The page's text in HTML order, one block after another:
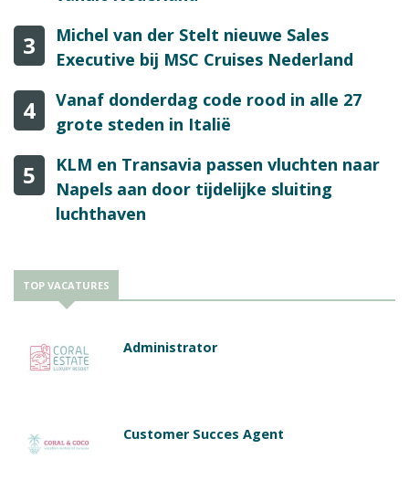
3
Michel van der Stelt nieuwe Sales
Executive bij MSC Cruises Nederland
4
Vanaf donderdag code rood in alle 27
grote steden in Italië
5
KLM en Transavia passen vluchten naar
Napels aan door tijdelijke sluiting
luchthaven
TOP VACATURES
Administrator
Customer Succes Agent